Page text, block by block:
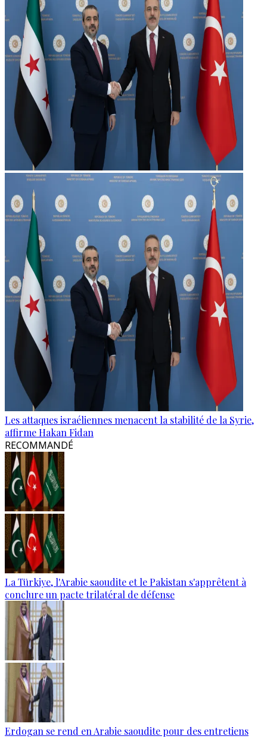
Les attaques israéliennes menacent la stabilité de la Syrie,
affirme Hakan Fidan
RECOMMANDÉ
La Türkiye, l'Arabie saoudite et le Pakistan s'apprêtent à
conclure un pacte trilatéral de défense
Erdogan se rend en Arabie saoudite pour des entretiens